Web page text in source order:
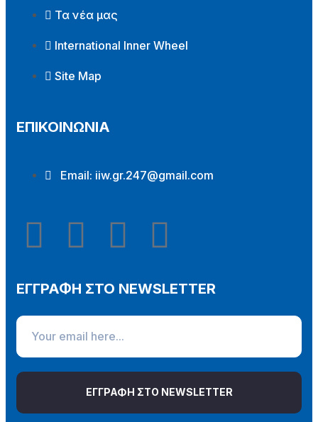
Τα νέα μας
International Inner Wheel
Site Map
ΕΠΙΚΟΙΝΩΝΙΑ
Email: iiw.gr.247@gmail.com
ΕΓΓΡΑΦΗ ΣΤΟ NEWSLETTER
ΕΓΓΡΑΦΗ ΣΤΟ NEWSLETTER